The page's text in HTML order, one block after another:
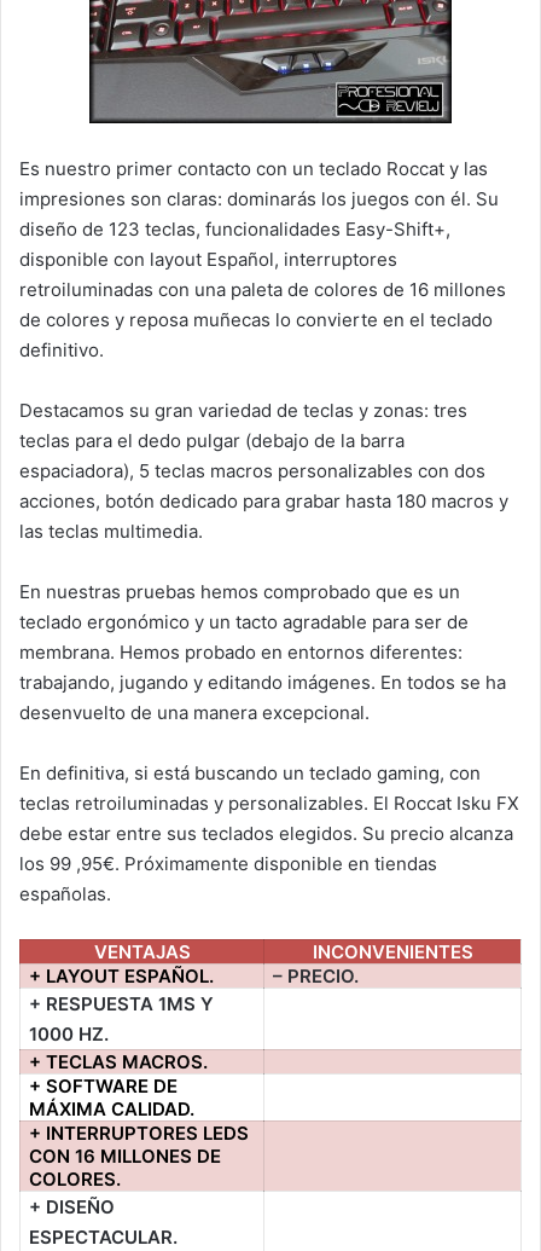
Es nuestro primer contacto con un teclado Roccat y las
impresiones son claras: dominarás los juegos con él. Su
diseño de 123 teclas, funcionalidades Easy-Shift+,
disponible con layout Español, interruptores
retroiluminadas con una paleta de colores de 16 millones
de colores y reposa muñecas lo convierte en el teclado
definitivo.
Destacamos su gran variedad de teclas y zonas: tres
teclas para el dedo pulgar (debajo de la barra
espaciadora), 5 teclas macros personalizables con dos
acciones, botón dedicado para grabar hasta 180 macros y
las teclas multimedia.
En nuestras pruebas hemos comprobado que es un
teclado ergonómico y un tacto agradable para ser de
membrana. Hemos probado en entornos diferentes:
trabajando, jugando y editando imágenes. En todos se ha
desenvuelto de una manera excepcional.
En definitiva, si está buscando un teclado gaming, con
teclas retroiluminadas y personalizables. El Roccat Isku FX
debe estar entre sus teclados elegidos. Su precio alcanza
los 99 ,95€. Próximamente disponible en tiendas
españolas.
VENTAJAS
INCONVENIENTES
+ LAYOUT ESPAÑOL.
– PRECIO.
+ RESPUESTA 1MS Y
1000 HZ.
+ TECLAS MACROS.
+ SOFTWARE DE
MÁXIMA CALIDAD.
+ INTERRUPTORES LEDS
CON 16 MILLONES DE
COLORES.
+ DISEÑO
ESPECTACULAR.